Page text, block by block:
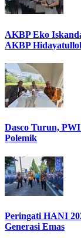
AKBP Eko
AKBP
Dasco Turun,
Polemik
Peringati HANI
Generasi Emas